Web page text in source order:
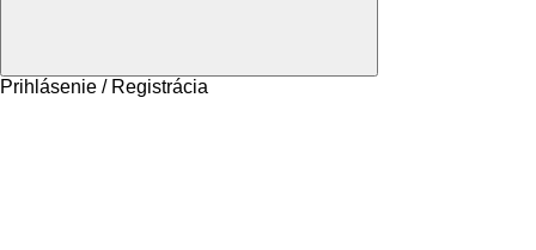
Prihlásenie / Registrácia